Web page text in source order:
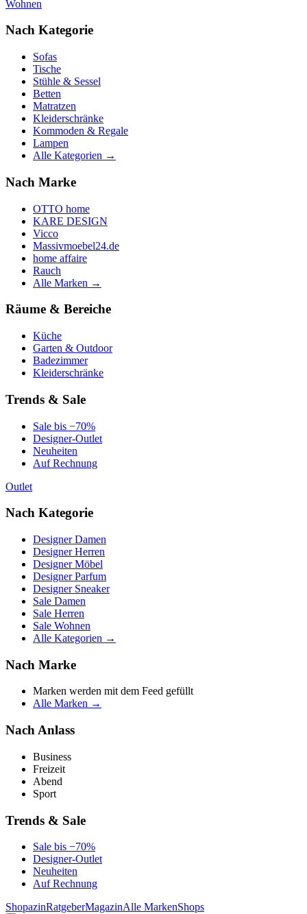
Wohnen
Nach Kategorie
Sofas
Tische
Stühle & Sessel
Betten
Matratzen
Kleiderschränke
Kommoden & Regale
Lampen
Alle Kategorien →
Nach Marke
OTTO home
KARE DESIGN
Vicco
Massivmoebel24.de
home affaire
Rauch
Alle Marken →
Räume & Bereiche
Küche
Garten & Outdoor
Badezimmer
Kleiderschränke
Trends & Sale
Sale bis −70%
Designer-Outlet
Neuheiten
Auf Rechnung
Outlet
Nach Kategorie
Designer Damen
Designer Herren
Designer Möbel
Designer Parfum
Designer Sneaker
Sale Damen
Sale Herren
Sale Wohnen
Alle Kategorien →
Nach Marke
Marken werden mit dem Feed gefüllt
Alle Marken →
Nach Anlass
Business
Freizeit
Abend
Sport
Trends & Sale
Sale bis −70%
Designer-Outlet
Neuheiten
Auf Rechnung
ShopazinRatgeberMagazinAlle MarkenShops